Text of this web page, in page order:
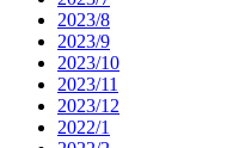
2023/8
2023/9
2023/10
2023/11
2023/12
2022/1